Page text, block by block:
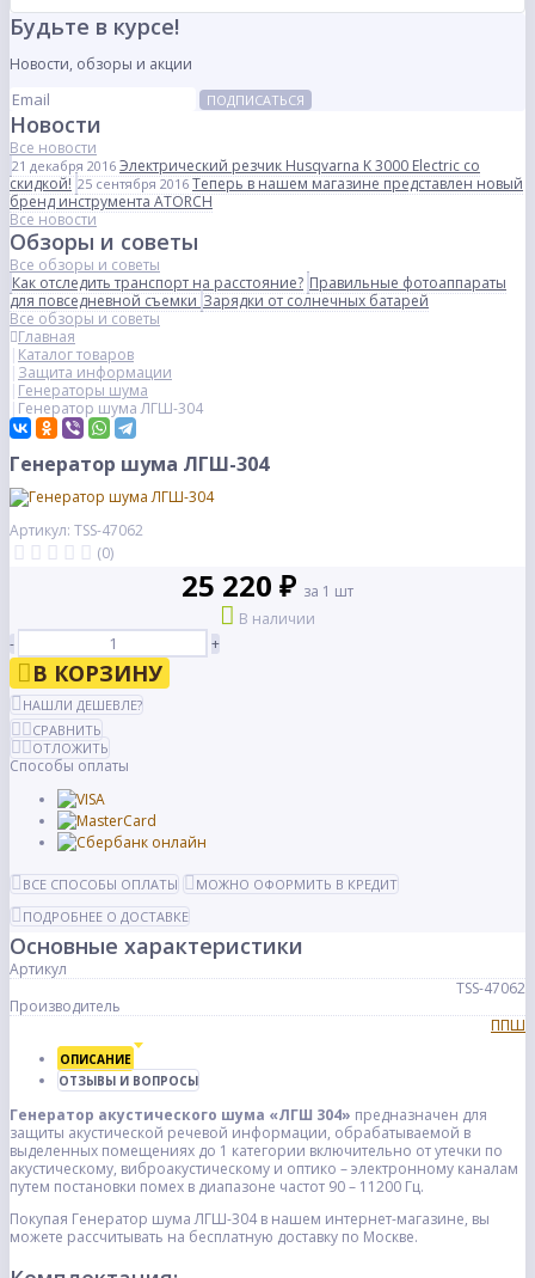
Будьте в курсе!
Новости, обзоры и акции
ПОДПИСАТЬСЯ
Новости
Все новости
21 декабря 2016 Электрический резчик Husqvarna K 3000 Electric со
скидкой! 25 сентября 2016 Теперь в нашем магазине представлен новый
бренд инструмента ATORCH
Все новости
Обзоры и советы
Все обзоры и советы
Как отследить транспорт на расстояние? Правильные фотоаппараты
для повседневной съемкиЗарядки от солнечных батарей
Все обзоры и советы
Главная
Каталог товаров
Защита информации
Генераторы шума
Генератор шума ЛГШ-304
Генератор шума ЛГШ-304
Артикул: TSS-47062
(0)
25 220 ₽ за 1 шт
В наличии
-
+
В КОРЗИНУ
НАШЛИ ДЕШЕВЛЕ?
СРАВНИТЬ
ОТЛОЖИТЬ
Способы оплаты
ВСЕ СПОСОБЫ ОПЛАТЫ
МОЖНО ОФОРМИТЬ В КРЕДИТ
ПОДРОБНЕЕ О ДОСТАВКЕ
Основные характеристики
Артикул
TSS-47062
Производитель
ППШ
ОПИСАНИЕ
ОТЗЫВЫ И ВОПРОСЫ
Генератор акустического шума «ЛГШ 304» предназначен для
защиты акустической речевой информации, обрабатываемой в
выделенных помещениях до 1 категории включительно от утечки по
акустическому, виброакустическому и оптико – электронному каналам
путем постановки помех в диапазоне частот 90 – 11200 Гц.
Покупая Генератор шума ЛГШ-304 в нашем интернет-магазине, вы
можете рассчитывать на бесплатную доставку по Москве.